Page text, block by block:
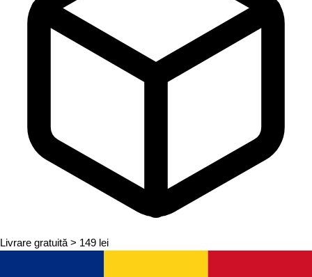
Livrare gratuită > 149 lei